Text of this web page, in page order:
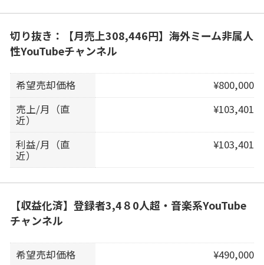
切り抜き：【月売上308,446円】海外ミーム非属人
性YouTubeチャンネル
希望売却価格
¥800,000
売上/月（直
近）
¥103,401
利益/月（直
近）
¥103,401
【収益化済】登録者3,4８0人超・音楽系YouTube
チャンネル
希望売却価格
¥490,000